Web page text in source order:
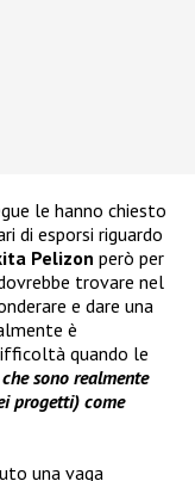
le hanno chiesto
di esporsi riguardo
Pelizon però per
trovare nel
e dare una
è
quando le
sono realmente
progetti) come
una vaga